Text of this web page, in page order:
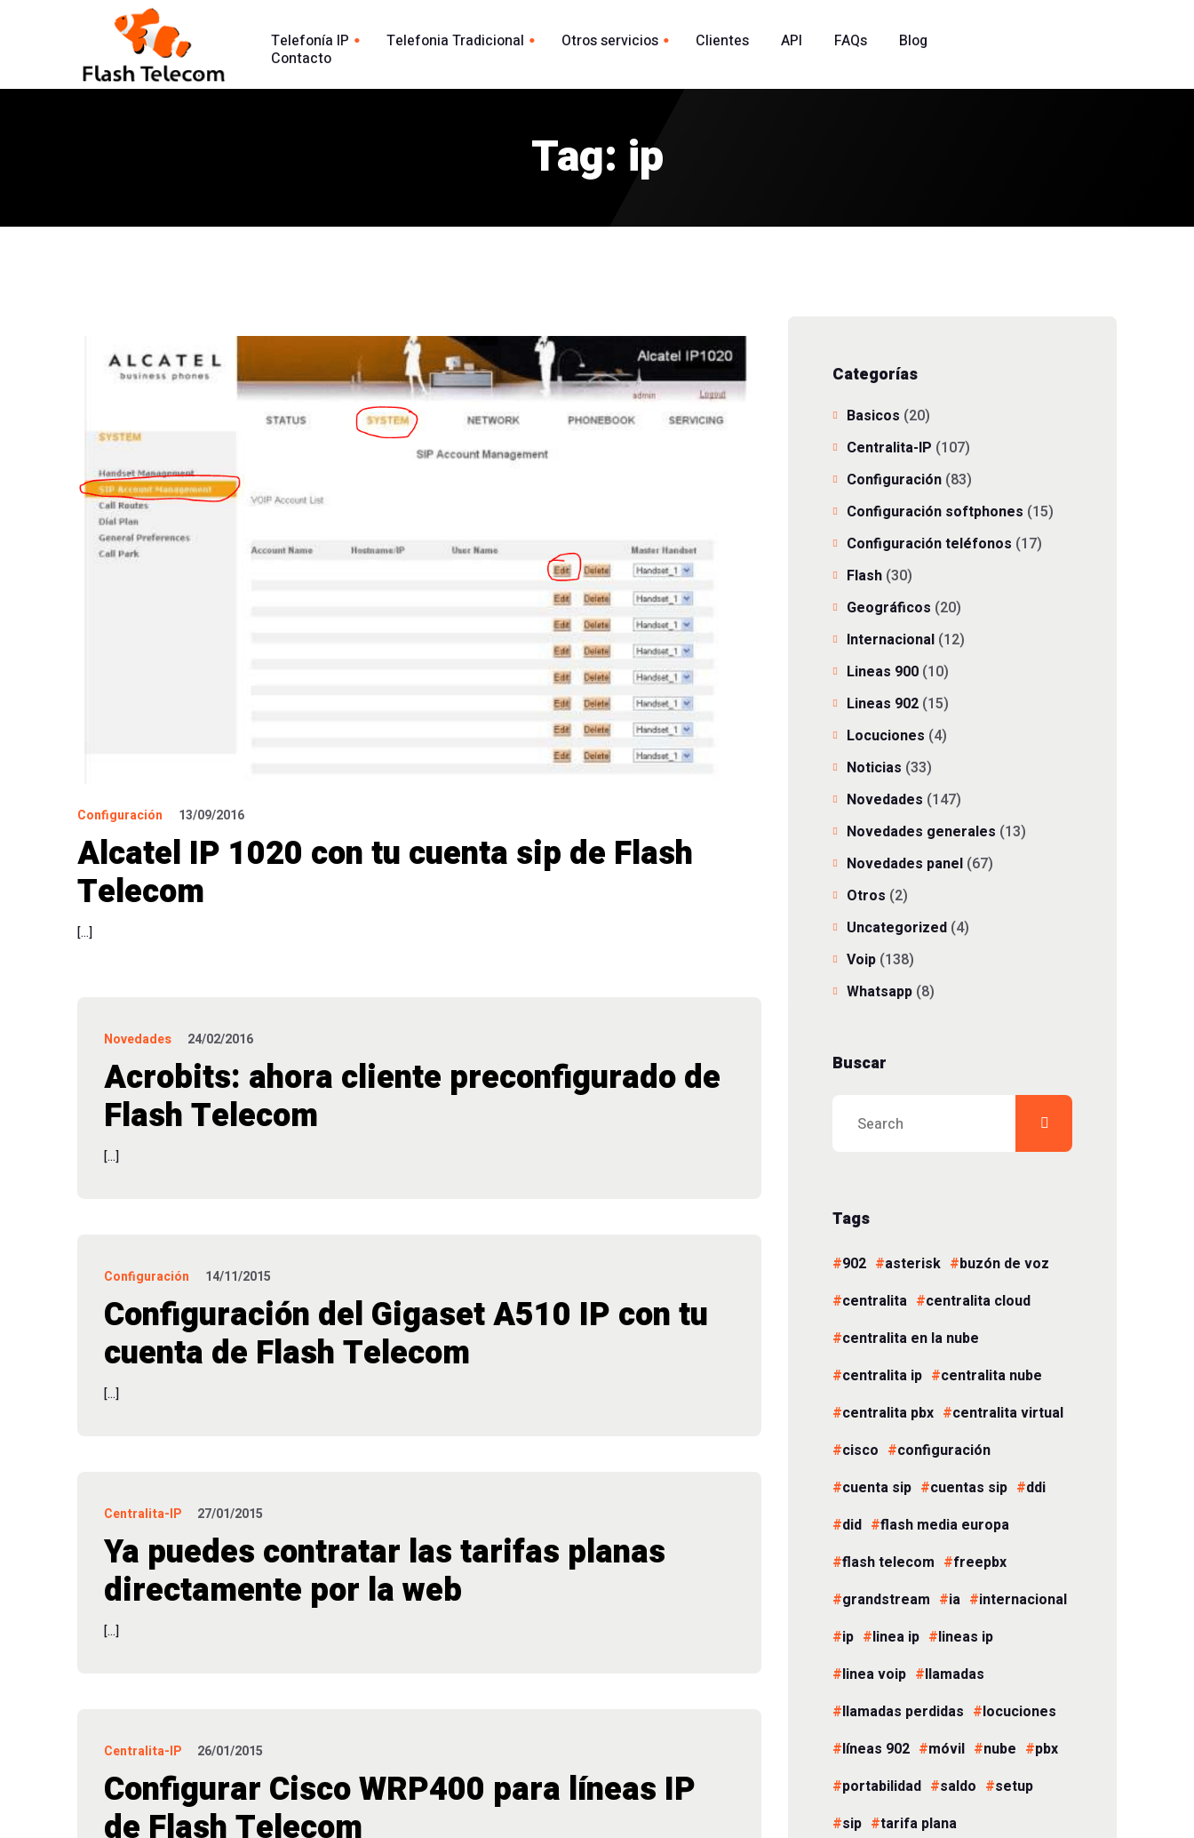
Telefonía IP Telefonia Tradicional
Línea 900
Otros servicios
Envio Whatsapp por API
Agente Conversacional AI
Clientes API FAQs
Blog
Contacto
Tag: ip
Configuración 13/09/2016
Alcatel IP 1020 con tu cuenta sip de Flash
Telecom
[…]
Novedades 24/02/2016
Acrobits: ahora cliente preconfigurado de
Flash Telecom
[…]
Configuración 14/11/2015
Configuración del Gigaset A510 IP con tu
cuenta de Flash Telecom
[…]
Centralita-IP 27/01/2015
Ya puedes contratar las tarifas planas
directamente por la web
[…]
Centralita-IP 26/01/2015
Configurar Cisco WRP400 para líneas IP
de Flash Telecom
Categorías
Basicos (20)
Centralita-IP (107)
Configuración (83)
Configuración softphones (15)
Configuración teléfonos (17)
Flash (30)
Geográficos (20)
Internacional (12)
Lineas 900 (10)
Lineas 902 (15)
Locuciones (4)
Noticias (33)
Novedades (147)
Novedades generales (13)
Novedades panel (67)
Otros (2)
Uncategorized (4)
Voip (138)
Whatsapp (8)
Buscar
Tags
902 asterisk
buzón de voz
centralita
centralita cloud
centralita en la nube
centralita ip
centralita nube
centralita pbx
centralita virtual
cisco
configuración
cuenta sip
cuentas sip
ddi
did
flash media europa
flash telecom
freepbx
grandstream
ia
internacional
ip
linea ip
lineas ip
linea voip
llamadas
llamadas perdidas
locuciones
líneas 902
móvil nube
pbx
portabilidad
saldo
setup
sip
tarifa plana